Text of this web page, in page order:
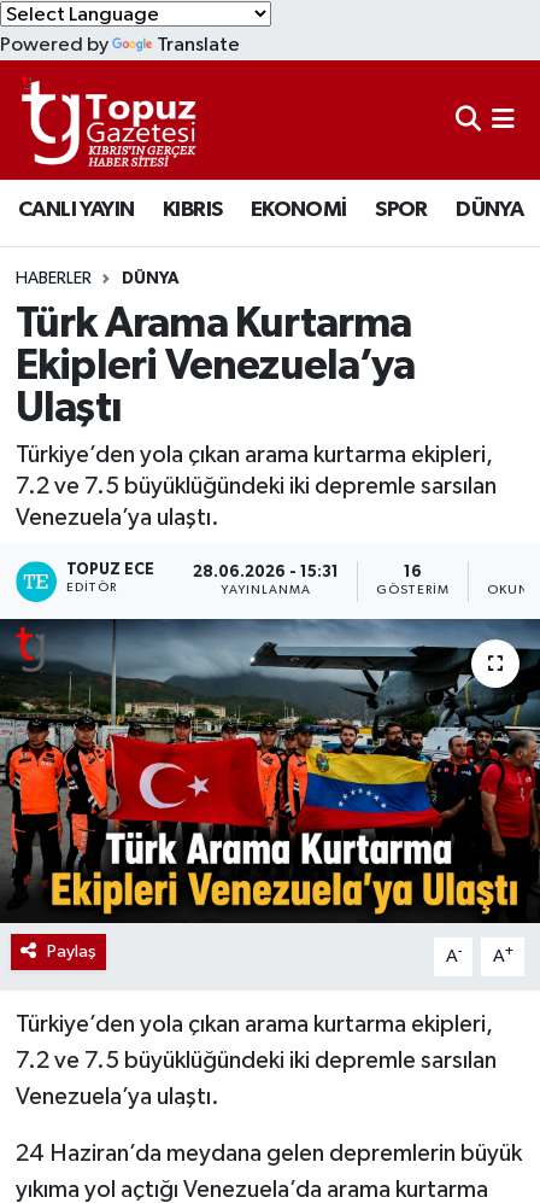
Powered by Translate
CANLI YAYIN KIBRIS EKONOMİ SPOR DÜNYA
HABERLER DÜNYA
Türk Arama Kurtarma
Ekipleri Venezuela’ya
Ulaştı
Türkiye’den yola çıkan arama kurtarma ekipleri,
7.2 ve 7.5 büyüklüğündeki iki depremle sarsılan
Venezuela’ya ulaştı.
TOPUZ ECE
EDITÖR
28.06.2026 - 15:31
YAYINLANMA
16
GÖSTERIM
Paylaş A- A+
Türkiye’den yola çıkan arama kurtarma ekipleri,
7.2 ve 7.5 büyüklüğündeki iki depremle sarsılan
Venezuela’ya ulaştı.
24 Haziran’da meydana gelen depremlerin büyük
yıkıma yol açtığı Venezuela’da arama kurtarma
KIBRIS
DÜNYA
EKONOMİ
MAGAZİN
SAĞLIK
SPOR
TEKNOLOJİ
TÜRKİYE
Lefkoşa Nöbetçi Eczaneler
Lefkoşa Hava Durumu
Lefkoşa Trafik Yoğunluk Haritası
Süper Lig Puan Durumu ve Fikstür
Tüm Manşetler
Son Dakika Haberleri
Haber Arşivi